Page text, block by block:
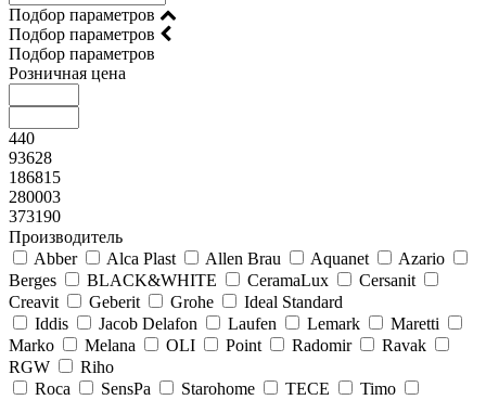
Подбор параметров
Подбор параметров
Подбор параметров
Розничная цена
440
93628
186815
280003
373190
Производитель
Abber
Alca Plast Allen Brau Aquanet
Azario
Berges
BLACK&WHITE CeramaLux
Cersanit
Creavit
Geberit Grohe
Ideal Standard
Iddis
Jacob Delafon Laufen Lemark
Maretti
Marko
Melana OLI Point Radomir
Ravak
RGW
Riho
Roca
SensPa Starohome TECE
Timo